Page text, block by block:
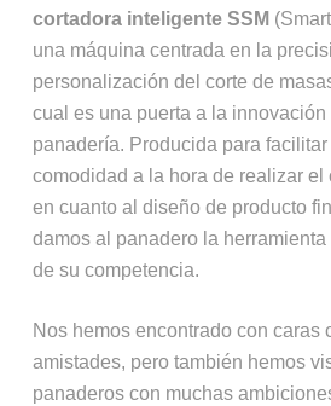
cortadora inteligente SSM
una máquina centrada en la
personalización del corte de
cual es una puerta a la
panadería. Producida para
comodidad a la hora de realizar el
en cuanto al diseño de producto
damos al panadero la
de su competencia.
Nos hemos encontrado con caras
amistades, pero también hemos
panaderos con muchas